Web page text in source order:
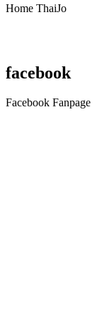
Home ThaiJo
facebook
Facebook Fanpage